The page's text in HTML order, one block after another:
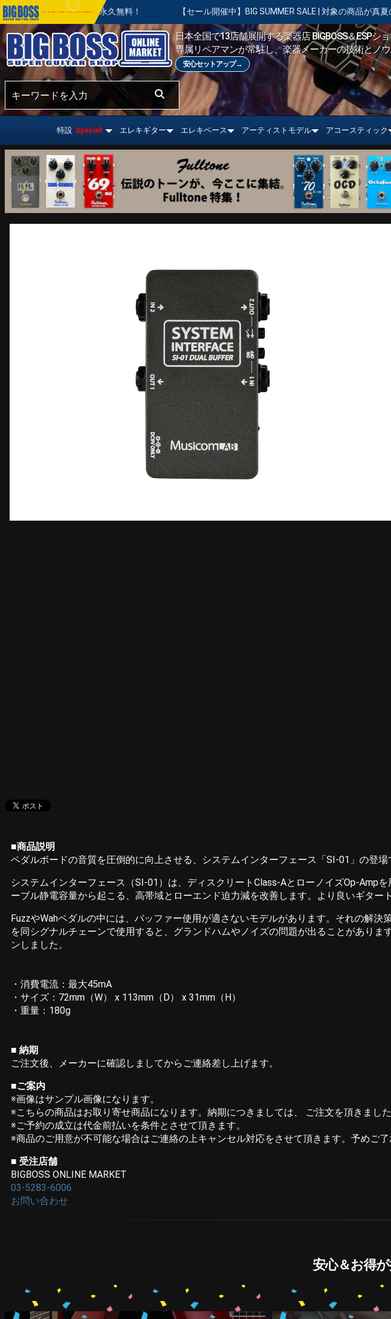
永久無料！ 【セール開催中】BIG SUMMER SALE | 対象の商品が真夏のお祭り価格！8月31日
おすすめ情報!
日本全国で13店舗展開する楽器店 BIGBOSS＆ESPシ
専属リペアマンが常駐し、楽器メーカーの技術とノ
安心セットアップ→
特設 Special! エレキギター エレキベース アーティストモデル アコースティック
■商品説明
ペダルボードの音質を圧倒的に向上させる、システムインターフェース「SI-01」の登場
システムインターフェース（SI-01）は、ディスクリートClass-AとローノイズOp-Amp
ーブル静電容量から起こる、高帯域とローエンド迫力減を改善します。より良いギタ
FuzzやWahペダルの中には、バッファー使用が適さないモデルがあります。それの解
を同シグナルチェーンで使用すると、グランドハムやノイズの問題が出ることがあり
ンしました。
・消費電流：最大45mA
・サイズ：72mm（W） x 113mm（D） x 31mm（H）
・重量：180g
■ 納期
ご注文後、メーカーに確認しましてからご連絡差し上げます。
■ご案内
※画像はサンプル画像になります。
※こちらの商品はお取り寄せ商品になります。納期につきましては、 ご注文を頂きまし
※ご予約の成立は代金前払いを条件とさせて頂きます。
※商品のご用意が不可能な場合はご連絡の上キャンセル対応をさせて頂きます。予めご了
■ 受注店舗
BIGBOSS ONLINE MARKET
03-5283-6006
お問い合わせ
安心＆お得